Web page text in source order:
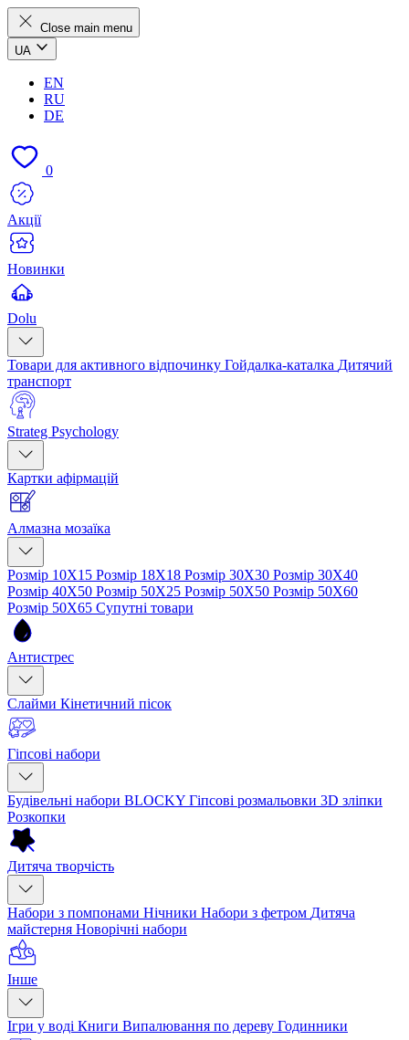
Close main menu
UA
EN
RU
DE
0
Акції
Новинки
Dolu
Товари для активного відпочинку Гойдалка-каталка Дитячий
транспорт
Strateg Psychology
Картки афірмацій
Алмазна мозаїка
Розмір 10Х15 Розмір 18Х18 Розмір 30Х30 Розмір 30Х40
Розмір 40Х50 Розмір 50Х25 Розмір 50Х50 Розмір 50Х60
Розмір 50Х65 Супутні товари
Антистрес
Слайми Кінетичний пісок
Гіпсові набори
Будівельні набори BLOCKY Гіпсові розмальовки 3D зліпки
Розкопки
Дитяча творчість
Набори з помпонами Нічники Набори з фетром Дитяча
майстерня Новорічні набори
Інше
Ігри у воді Книги Випалювання по дереву Годинники